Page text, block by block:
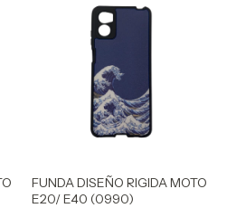
FUNDA DISEÑO RIGIDA MOTO
E20/ E40 (0990)